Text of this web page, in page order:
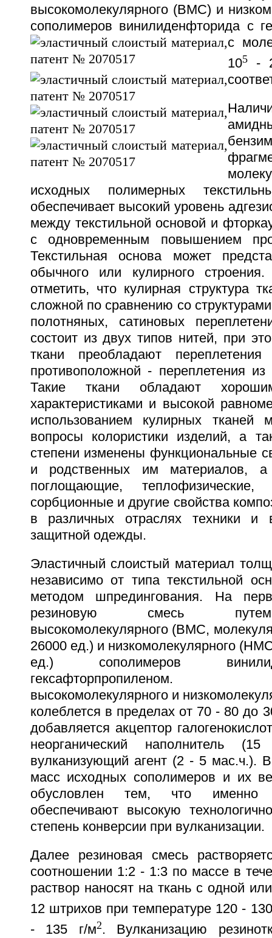
высокомолекулярного (ВМС) и
сополимеров винилиденфторида с
с
105-
исходных полимерных
обеспечивает высокий уровень
между текстильной основой и
с одновременным повышением
Текстильная основа может
обычного или кулирного
отметить, что кулирная структура
сложной по сравнению со
полотняных, сатиновых
состоит из двух типов нитей, при
ткани преобладают
противоположной - переплетения из
Такие ткани обладают
характеристиками и высокой
использованием кулирных тканей
вопросы колористики изделий, а
степени изменены функциональные
и родственных им материалов,
поглощающие, теплофизические,
сорбционные и другие свойства
в различных отраслях техники и
защитной одежды.
Эластичный слоистый материал
независимо от типа текстильной
методом шпредингования. На
резиновую смесь
высокомолекулярного (ВМС,
26000 ед.) и низкомолекулярного
ед.) сополимеров
гексафторпропиленом.
высокомолекулярного и
колеблется в пределах от 70 - 80 до
добавляется акцептор
неорганический
вулканизующий агент (2 - 5 мас.ч.).
масс исходных сополимеров и их
обусловлен тем, что именно
обеспечивают высокую
степень конверсии при вулканизации.
Далее резиновая смесь
соотношении 1:2 - 1:3 по массе в
раствор наносят на ткань с одной
12 штрихов при температуре 120 - 130
- 135 г/м2. Вулканизацию